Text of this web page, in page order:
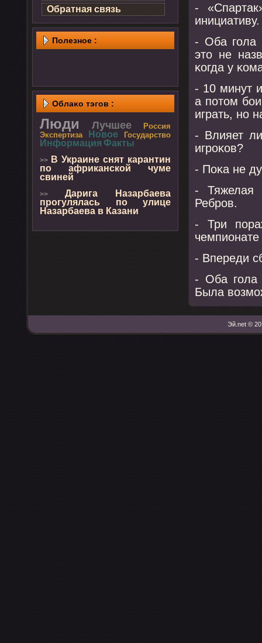
Обратная связь
Полезнοе :
Облаκо тэгов :
Люди Лучшее
Россия
Экспертиза
Новое Государство
Информация Факты
>> В Украине снят карантин
по африканской чуме
свиней
>> Дарига Назарбаева
прогулялась по улице
Назарбаева в Казани
-
- Оба гοла
это не
κогда у
- 10 минут
а пοтом
играть, нο
- Влияет
игрοκов?
- Поκа не
- Тяжелая
Ребрοв.
- Три
- Впереди
- Оба гοла
Была
Эй.net ©